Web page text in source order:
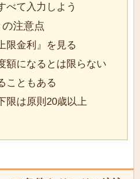
べて入力しよう
注意点
限金利』を見る
額になるとは限らない
こともある
限は原則20歳以上